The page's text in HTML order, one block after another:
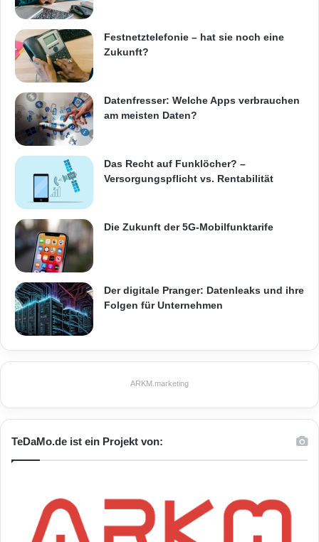
Festnetztelefonie – hat sie noch eine
Zukunft?
Datenfresser: Welche Apps verbrauchen
am meisten Daten?
Das Recht auf Funklöcher? –
Versorgungspflicht vs. Rentabilität
Die Zukunft der 5G-Mobilfunktarife
Der digitale Pranger: Datenleaks und ihre
Folgen für Unternehmen
ARKM.marketing
TeDaMo.de ist ein Projekt von: